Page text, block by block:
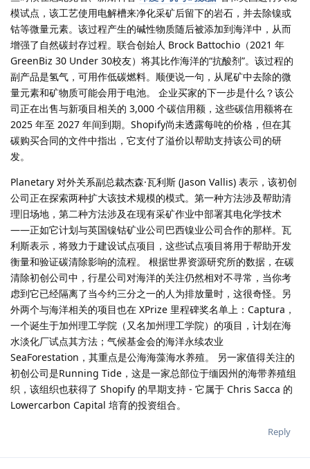
模试点，该工艺使用电解槽来净化采矿后留下的岩石，并去除镍或
钴等微量元素。该过程产生的碱性物质随后被添加到海洋中，从而
增强了自然碳封存过程。联合创始人 Brock Battochio（2021 年
GreenBiz 30 Under 30校友）将其比作海洋的“抗酸剂”。该过程的
副产品是氢气，可用作低碳燃料。顺便说一句，从尾矿中去除的微
量元素和矿物质可能会用于电池。 企业买家的下一步是什么？该公
司正在出售与新项目相关的 3,000 个碳信用额，这些碳信用额将在
2025 年至 2027 年间到期。Shopify尚未透露每吨的价格，但在其
碳购买合同的文件中指出，它支付了溢价以帮助支持该公司的研
发。
Planetary 对外关系副总裁杰森·瓦利斯 (Jason Vallis) 表示，该初创
公司正在探索两种扩大该技术规模的模式。第一种方法涉及帮助清
理旧场地，第二种方法涉及在现有采矿作业中部署其电化学技术
——正如它计划与英国镍钴矿业公司巴西镍业公司合作的那样。瓦
利斯表示，将致力于建设试点项目，这些试点项目将用于帮助开发
衡量和验证碳清除影响的流程。 根据世界资源研究所的数据，在碳
清除初创公司中，行星公司对海洋的关注仍然相对不寻常，当你考
虑到它已经隔离了当今约三分之一的人为排放量时，这很奇怪。另
外两个与海洋相关的项目也在 XPrize 里程碑奖名单上：Captura，
一个诞生于加州理工学院（又名加州理工学院）的项目，计划在海
水淡化厂试点其方法；气候基金会的海洋永续农业
SeaForestation，其重点是公海海藻海水养殖。 另一家值得关注的
初创公司是Running Tide，这是一家总部位于缅因州的海带养殖组
织，该组织也获得了 Shopify 的早期支持 - 它属于 Chris Sacca 的
Lowercarbon Capital 培育的投资组合。
Reply